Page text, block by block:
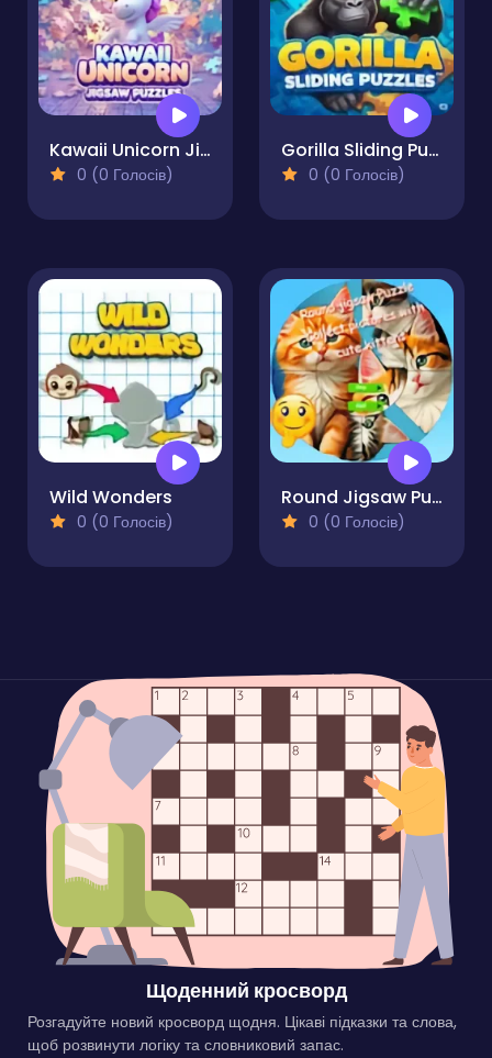
Kawaii Unicorn Jigsaw Puzzles
0 (0 Голосів)
Gorilla Sliding Puzzles
0 (0 Голосів)
Wild Wonders
0 (0 Голосів)
Round Jigsaw Puzzle Collect Pictures with Cute Kittens
0 (0 Голосів)
Щоденний кросворд
Розгадуйте новий кросворд щодня. Цікаві підказки та слова,
щоб розвинути логіку та словниковий запас.